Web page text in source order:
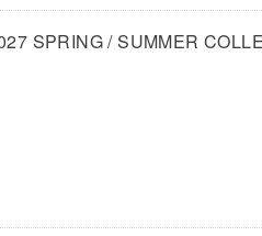
SPRING / SUMMER